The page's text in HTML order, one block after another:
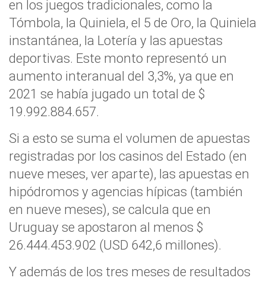
en los juegos tradicionales, como la
Tómbola, la Quiniela, el 5 de Oro, la Quiniela
instantánea, la Lotería y las apuestas
deportivas. Este monto representó un
aumento interanual del 3,3%, ya que en
2021 se había jugado un total de $
19.992.884.657.
Si a esto se suma el volumen de apuestas
registradas por los casinos del Estado (en
nueve meses, ver aparte), las apuestas en
hipódromos y agencias hípicas (también
en nueve meses), se calcula que en
Uruguay se apostaron al menos $
26.444.453.902 (USD 642,6 millones).
Y además de los tres meses de resultados